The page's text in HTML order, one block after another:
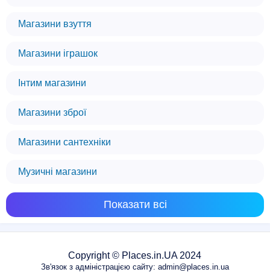
Магазини взуття
Магазини іграшок
Інтим магазини
Магазини зброї
Магазини сантехніки
Музичні магазини
Показати всі
Copyright © Places.in.UA 2024
Зв'язок з адміністрацією сайту: admin@places.in.ua